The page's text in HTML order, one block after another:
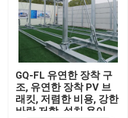
제품
화면
우리에 대하여
GQ-FL 유연한 장착 구
조, 유연한 장착 PV 브
래킷, 저렴한 비용, 강한
바람 저항, 설치 용이